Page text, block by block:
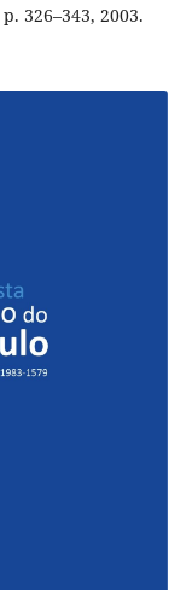
326–343, 2003.